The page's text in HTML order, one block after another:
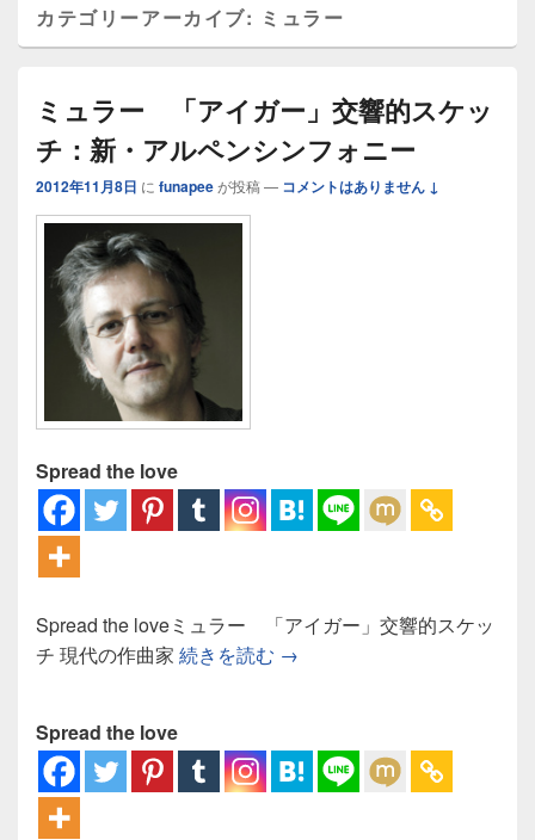
カテゴリーアーカイブ: ミュラー
ミュラー 「アイガー」交響的スケッ
チ：新・アルペンシンフォニー
2012年11月8日 に funapeeが投稿 — コメントはありません ↓
Spread the love
Spread the loveミュラー 「アイガー」交響的スケッ
チ 現代の作曲家 続きを読む ミュラー 「アイガー」交響
→
Spread the love